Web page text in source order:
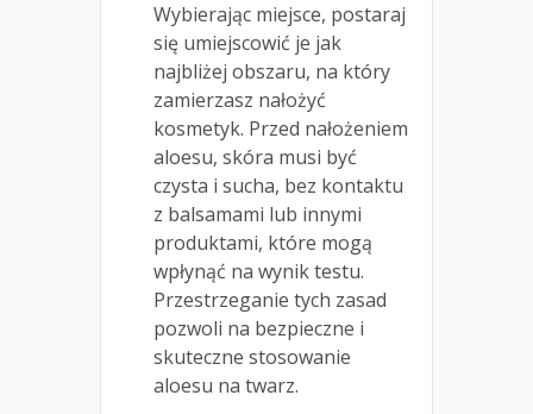
Wybierając miejsce, postaraj
się umiejscowić je jak
najbliżej obszaru, na który
zamierzasz nałożyć
kosmetyk. Przed nałożeniem
aloesu, skóra musi być
czysta i sucha, bez kontaktu
z balsamami lub innymi
produktami, które mogą
wpłynąć na wynik testu.
Przestrzeganie tych zasad
pozwoli na bezpieczne i
skuteczne stosowanie
aloesu na twarz.